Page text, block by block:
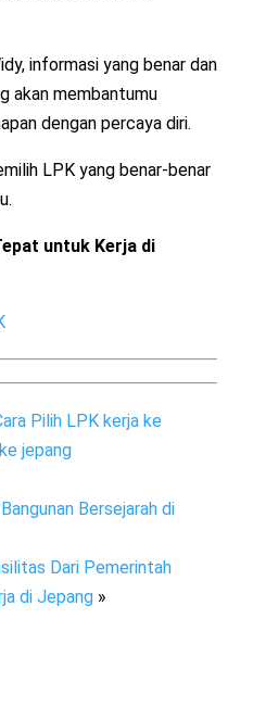
informasi yang benar dan
akan membantumu
dengan percaya diri.
LPK yang benar-benar
untuk Kerja di
Pilih LPK kerja ke
jepang
Bangunan Bersejarah di
Dari Pemerintah
di Jepang»